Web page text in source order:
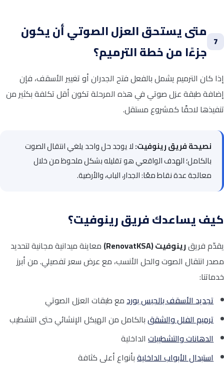
7 متى يستحق العزل الصوتي أن يكون
جزءًا من خطة الترميم؟
إذا كان الترميم يشمل بالفعل فتح الجدران أو تغيير الأسقف، فإن
إضافة طبقة عزل صوتي في هذه المرحلة تكون أقل تكلفة بكثير من
تنفيذها لاحقًا كمشروع مستقل.
نصيحة فريق رينوفيت:لا يوجد حل واحد يلغي انتقال الصوت
بالكامل؛ الهدف الواقعي هو تقليله بشكل ملحوظ من خلال
معالجة عدة نقاط معًا: الجدار، الباب، والأرضية.
كيف يساعدك فريق رينوفيت؟
يقدّم فريقرينوفيت (RenovatKSA)
معاينة ميدانية مجانية لتحديد
مصدر انتقال الصوت والحل الأنسب، مع عرض سعر تفصيلي. من أبرز
خدماتنا:
تجديد الأسقف بالجبس بوردمع طبقات العزل الصوتي
ترميم الفلل والشققبالكامل من الهيكل الإنشائي حتى التشطيب
الدهانات والتشطيباتالداخلية
استبدال الأبواب الداخليةبأنواع أعلى كثافة